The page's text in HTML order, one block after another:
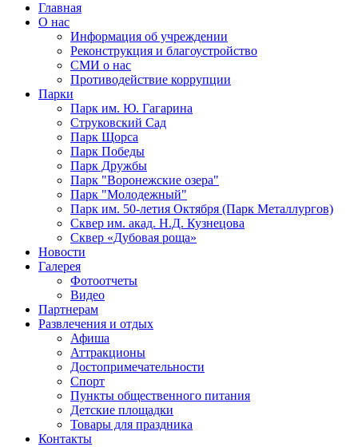
Главная
О нас
Информация об учреждении
Реконструкция и благоустройство
СМИ о нас
Противодействие коррупции
Парки
Парк им. Ю. Гагарина
Струковский Сад
Парк Щорса
Парк Победы
Парк Дружбы
Парк "Воронежские озера"
Парк "Молодежный"
Парк им. 50-летия Октября (Парк Металлургов)
Сквер им. акад. Н.Д. Кузнецова
Сквер «Дубовая роща»
Новости
Галерея
Фотоотчеты
Видео
Партнерам
Развлечения и отдых
Афиша
Аттракционы
Достопримечательности
Спорт
Пункты общественного питания
Детские площадки
Товары для праздника
Контакты